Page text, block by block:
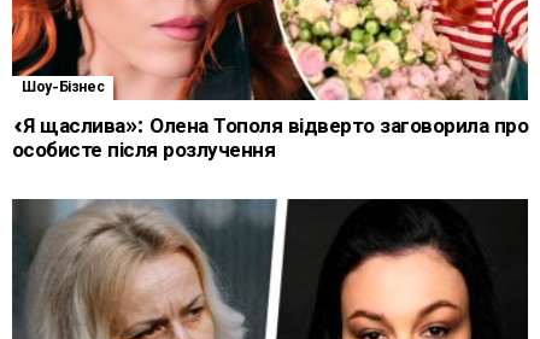
Шоу-Бізнес
«Я щаслива»: Олена Тополя відверто заговорила про
особисте після розлучення